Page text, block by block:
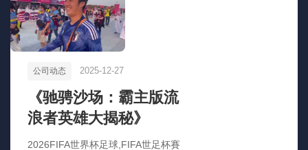
公司动态 2025-12-27
《驰骋沙场：霸主版流
浪者英雄大揭秘》
2026FIFA世界杯足球,FIFA世足杯賽